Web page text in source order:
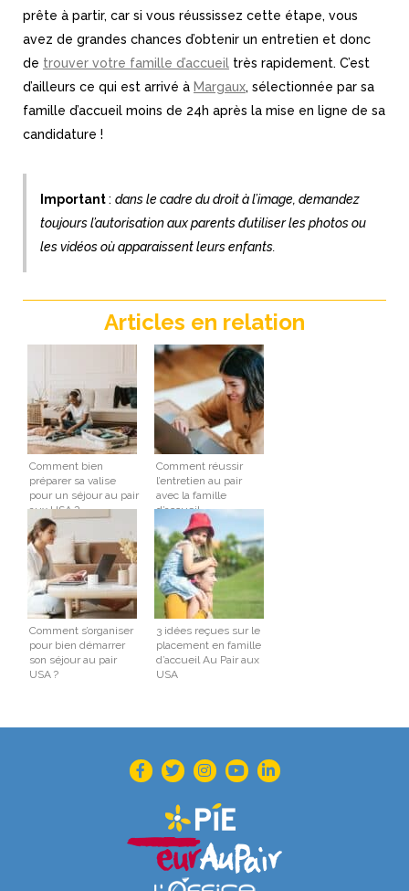
prête à partir, car si vous réussissez cette étape, vous
avez de grandes chances d’obtenir un entretien et donc
de trouver votre famille d’accueil très rapidement. C’est
d’ailleurs ce qui est arrivé à Margaux, sélectionnée par sa
famille d’accueil moins de 24h après la mise en ligne de sa
candidature !
Important: dans le cadre du droit à l’image, demandez
toujours l’autorisation aux parents d’utiliser les photos ou
les vidéos où apparaissent leurs enfants.
Articles en relation
Comment bien
préparer sa valise
pour un séjour au pair
aux USA ?
Comment réussir
l’entretien au pair
avec la famille
d’accueil
Comment s’organiser
pour bien démarrer
son séjour au pair
USA ?
3 idées reçues sur le
placement en famille
d’accueil Au Pair aux
USA